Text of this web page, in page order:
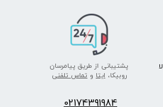
پشتیبانی از طریق پیامرسان
روبیکا، ایتا و تماس تلفنی
02174391984